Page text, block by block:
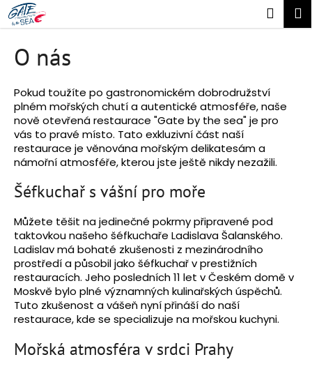
Přejít
na
O nás
Pokud toužíte po gastronomickém dobrodružství
plném mořských chutí a autentické atmosféře, naše
nově otevřená restaurace "Gate by the sea" je pro
vás to pravé místo. Tato exkluzivní část naší
restaurace je věnována mořským delikatesám a
námořní atmosféře, kterou jste ještě nikdy nezažili.
Šéfkuchař s vášní pro moře
Můžete těšit na jedinečné pokrmy připravené pod
taktovkou našeho šéfkuchaře Ladislava Šalanského.
Ladislav má bohaté zkušenosti z mezinárodního
prostředí a působil jako šéfkuchař v prestižních
restauracích. Jeho posledních 11 let v Českém domě v
Moskvě bylo plné významných kulinařských úspěchů.
Tuto zkušenost a vášeň nyní přináší do naší
restaurace, kde se specializuje na mořskou kuchyni.
Mořská atmosféra v srdci Prahy
K
o
o
p
o
t
ř
e
b
u
j
e
t
e
n
a
j